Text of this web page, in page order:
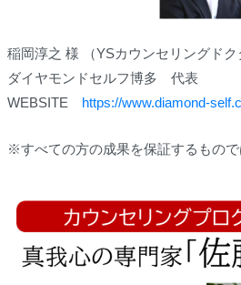
稲岡淳之 様 （YSカウンセリングドク
ダイヤモンドセルフ博多 代表
WEBSITE https://www.diamond-
※すべての方の成果を保証するもので